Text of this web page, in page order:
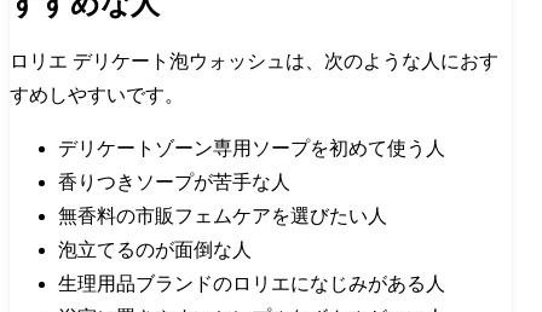
ロリエ デリケート泡ウォッシュは、次のような人におす
すめしやすいです。
デリケートゾーン専用ソープを初めて使う人
香りつきソープが苦手な人
無香料の市販フェムケアを選びたい人
泡立てるのが面倒な人
生理用品ブランドのロリエになじみがある人